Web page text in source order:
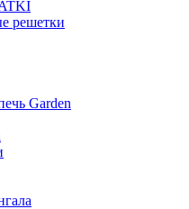
решетки
Garden